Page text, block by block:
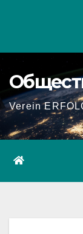
Verein